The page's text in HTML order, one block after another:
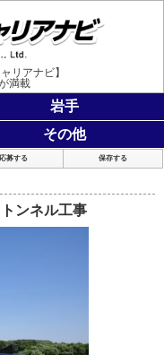
リアナビ】
満載
岩手
その他
応募する 保存する
ンネル工事